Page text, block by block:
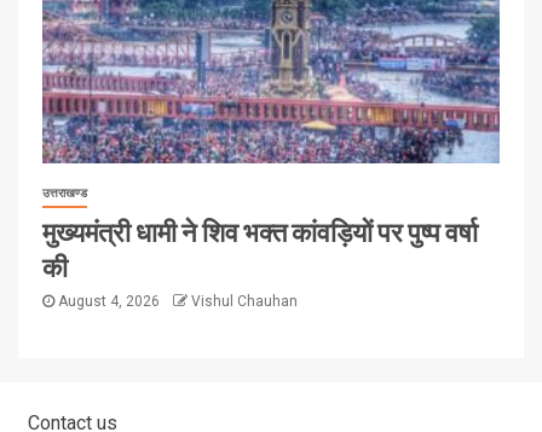
उत्तराखण्ड
मुख्यमंत्री धामी ने शिव भक्त कांवड़ियों पर पुष्प वर्षा
की
August 4, 2026 Vishul Chauhan
Contact us